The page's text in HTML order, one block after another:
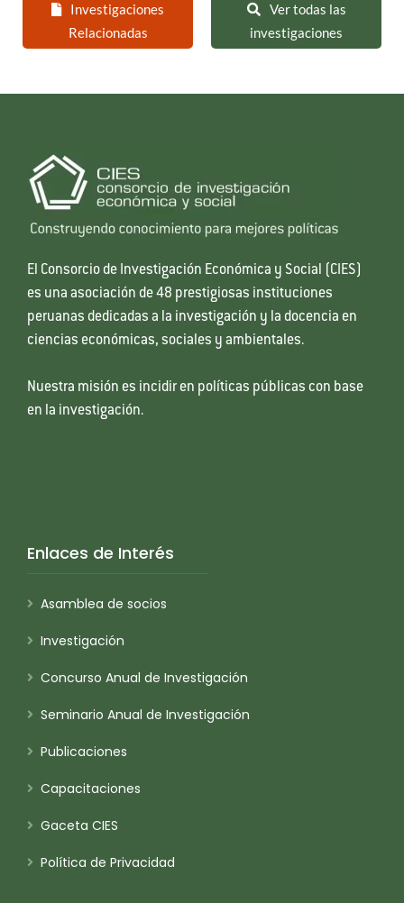
Investigaciones
Relacionadas
Ver todas las
investigaciones
El Consorcio de Investigación Económica y Social (CIES)
es una asociación de 48 prestigiosas instituciones
peruanas dedicadas a la investigación y la docencia en
ciencias económicas, sociales y ambientales.
Nuestra misión es incidir en políticas públicas con base
en la investigación.
Enlaces de Interés
Asamblea de socios
Investigación
Concurso Anual de Investigación
Seminario Anual de Investigación
Publicaciones
Capacitaciones
Gaceta CIES
Política de Privacidad